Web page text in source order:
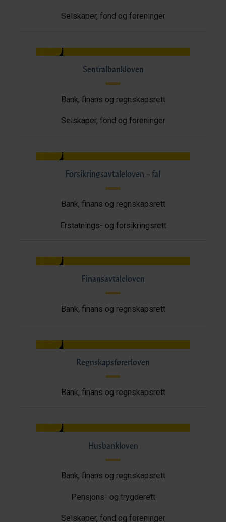
Selskaper, fond og foreninger
Sentralbankloven
Bank, finans og regnskapsrett
Selskaper, fond og foreninger
Forsikringsavtaleloven – fal
Bank, finans og regnskapsrett
Erstatnings- og forsikringsrett
Finansavtaleloven
Bank, finans og regnskapsrett
Regnskapsførerloven
Bank, finans og regnskapsrett
Husbankloven
Bank, finans og regnskapsrett
Pensjons- og trygderett
Selskaper, fond og foreninger